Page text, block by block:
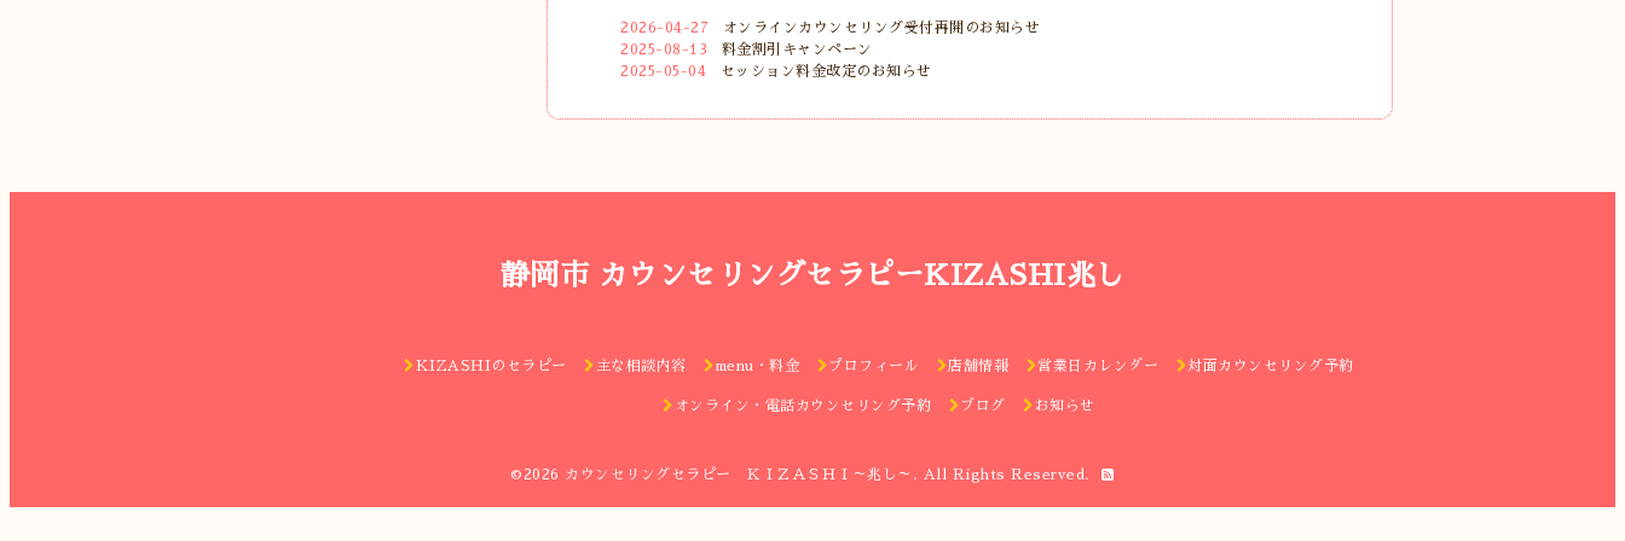
2026-04-27
オンラインカウンセリング受付再開のお知らせ
2025-08-13
料金割引キャンペーン
2025-05-04
セッション料金改定のお知らせ
静岡市 カウンセリングセラピーKIZASHI兆し
KIZASHIのセラピー 主な相談内容 menu・料金 プロフィール 店舗情報 営業日カレンダー 対面カウンセリング予約
オンライン・電話カウンセリング予約 ブログ お知らせ
©2026 カウンセリングセラピー ＫＩＺＡＳＨＩ～兆し～ . All Rights Reserved.